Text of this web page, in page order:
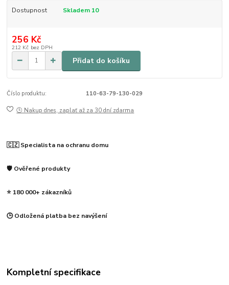
Dostupnost Skladem 10
256 Kč
212 Kč bez DPH
Přidat do košíku
Číslo produktu: 110-63-79-130-029
🕒 Nakup dnes, zaplať až za 30 dní zdarma
🇨🇿 Specialista na ochranu domu
🛡️ Ověřené produkty
⭐ 180 000+ zákazníků
🕒 Odložená platba bez navýšení
Kompletní specifikace